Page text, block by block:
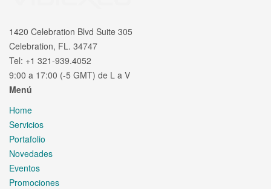
1420 Celebration Blvd Suite 305
Celebration, FL. 34747
Tel: +1 321-939.4052
9:00 a 17:00 (-5 GMT) de L a V
Menú
Home
Servicios
Portafolio
Novedades
Eventos
Promociones